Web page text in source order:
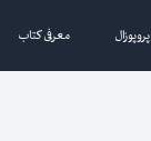
معرفی کتاب